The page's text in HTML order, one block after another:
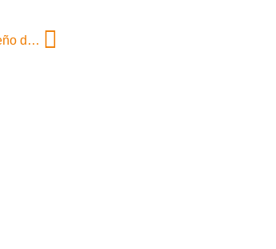
Más que una pregunta, una realidad: la IA ha llegado al diseño de los entornos laborales